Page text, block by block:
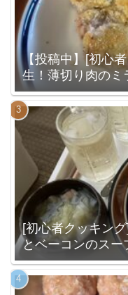
【投稿中】[初心
生！薄切り肉のミ
[初心者クッキン
とベーコンのスー